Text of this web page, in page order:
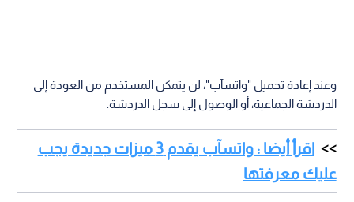
وعند إعادة تحميل "واتسآب"، لن يتمكن المستخدم من العودة إلى
الدردشة الجماعية، أو الوصول إلى سجل الدردشة.
اقرأ أيضا : واتسآب يقدم 3 ميزات جديدة يجب
عليك معرفتها